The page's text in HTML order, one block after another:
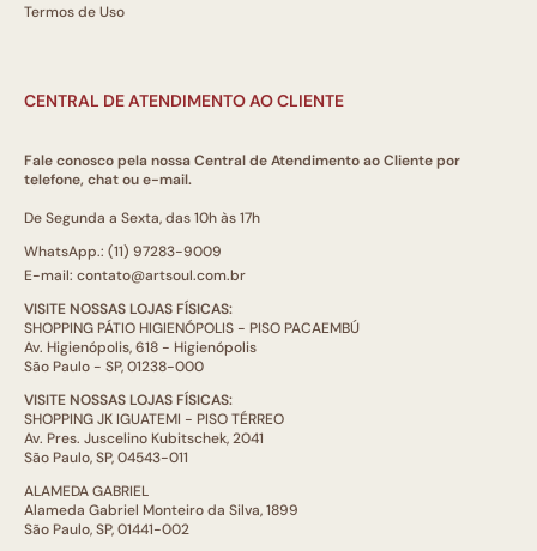
Termos de Uso
CENTRAL DE ATENDIMENTO AO CLIENTE
Fale conosco pela nossa Central de Atendimento ao Cliente por
telefone, chat ou e-mail.
De Segunda a Sexta, das 10h às 17h
WhatsApp.: (11) 97283-9009
E-mail: contato@artsoul.com.br
VISITE NOSSAS LOJAS FÍSICAS:
SHOPPING PÁTIO HIGIENÓPOLIS - PISO PACAEMBÚ
Av. Higienópolis, 618 - Higienópolis
São Paulo - SP, 01238-000
VISITE NOSSAS LOJAS FÍSICAS:
SHOPPING JK IGUATEMI - PISO TÉRREO
Av. Pres. Juscelino Kubitschek, 2041
São Paulo, SP, 04543-011
ALAMEDA GABRIEL
Alameda Gabriel Monteiro da Silva, 1899
São Paulo, SP, 01441-002